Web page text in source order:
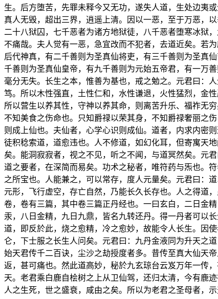
生。后方堕苦，先罪未释今又无功，遂失人道，生处边夷
真人无毁，超出三界，逍遥上清。因以一恶，至于万恶，
二十八狱囚，七千恶者为诸方地狱徒，八千恶者堕寒冰狱
不痛哉。夫人觉有一恶，急宜改而不犯者，去道近矣。若
后代神真，有二千善则为圣真仙将吏，有三千善则为圣真
千善则为圣真仙皇帝，有九千善则为元始五帝君，有一万
毫分无失。长生之本，惟善为基也，戒之勉之。元君曰：
笃。所以木性强直，土性仁和，水性谦退，火性猛烈，金
所以营生以养其性，守神以养其命，则离苦升乐、福祚无
不知美食之伤命也。只知爵禄以荣其身，不知爵禄奢丽之
则成上仙也。夫仙者，心学心识则成仙。道者，内求内密
徒积稔索道，道愈违也。人不修道，如幻化耳，但寄寓天
矣。能洞寂寂者，视之不见，听之不闻，与道冥然矣。元
道之要者，在深简而易矣。功术之秘者，唯符药与炁也。
之所宝也。人能兼之，可以常存，度人元量矣。元君曰：
元形，飞行虚空，存亡自然，乃能长久长存也。人之得道
卷，卷有三篇，其中卷三篇正丹经也。一曰玄白，二日金
汞，八日金精，九日九鼎，皆名九转还丹。得一丹者可以
道，即反於此，烧之愈精，冷之愈妙，故能令人长生。因
仑，下士服之长生人问矣。元君曰：九丹金液同为升天之
始天君传千二百诀，尘沙之劫授度者多。昔传至真大仙天
返，甚可痛也。然此道高妙，秘於九玄琼台云岌万年一传
天。老君乘白鹿自桧树之上从卫仙驾，还归太清，今有鹿
人之生死，世之盛衰，咸由之矣。所以为老君之圣母者，